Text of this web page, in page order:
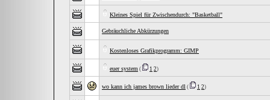
Kleines Spiel für Zwischendurch: "Basketball"
Gebräuchliche Abkürzungen
Kostenloses Grafikprogramm: GIMP
euer system ( 1 2)
wo kann ich james brown lieder dl ( 1 2)